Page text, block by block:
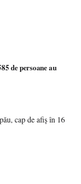
de persoane au